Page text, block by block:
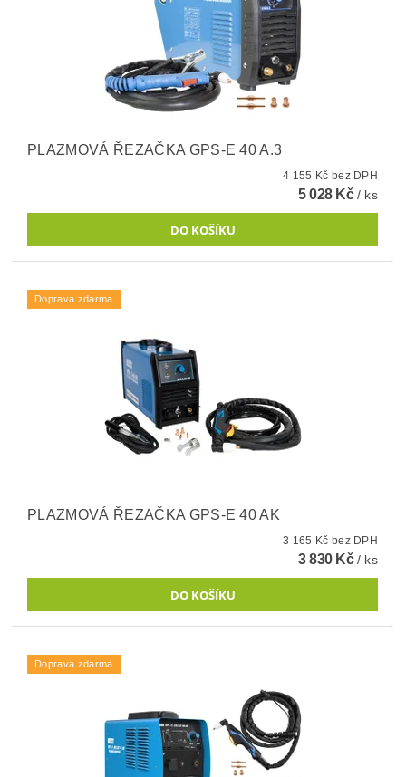
PLAZMOVÁ ŘEZAČKA GPS-E 40 A.3
4 155 Kč bez DPH
5 028 Kč/ ks
Doprava zdarma
PLAZMOVÁ ŘEZAČKA GPS-E 40 AK
3 165 Kč bez DPH
3 830 Kč/ ks
Doprava zdarma